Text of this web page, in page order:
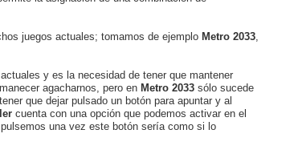
juegos actuales; tomamos de ejemplo Metro 2033,
y es la necesidad de tener que mantener
agacharnos, pero en Metro 2033sólo sucede
que dejar pulsado un botón para apuntar y al
cuenta con una opción que podemos activar en el
una vez este botón sería como si lo